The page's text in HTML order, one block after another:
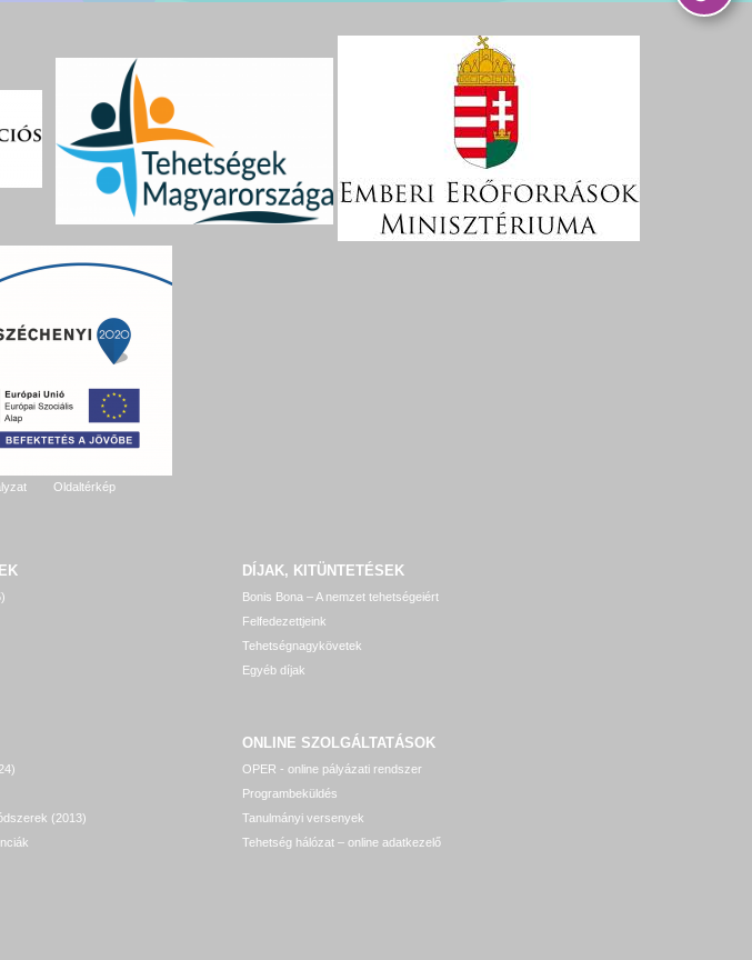
Oldaltérkép
DÍJAK, KITÜNTETÉSEK
Bonis Bona – A nemzet tehetségeiért
Felfedezettjeink
Tehetségnagykövetek
Egyéb díjak
(2013)
ONLINE SZOLGÁLTATÁSOK
OPER - online pályázati rendszer
Programbeküldés
Tanulmányi versenyek
Tehetség hálózat – online adatkezelő